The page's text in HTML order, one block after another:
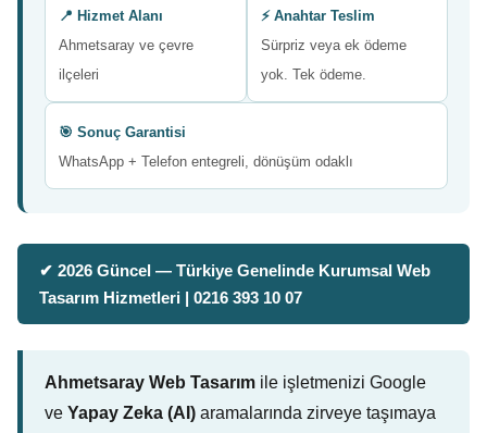
📍 Hizmet Alanı
Ahmetsaray ve çevre
ilçeleri
⚡ Anahtar Teslim
Sürpriz veya ek ödeme
yok. Tek ödeme.
🎯 Sonuç Garantisi
WhatsApp + Telefon entegreli, dönüşüm odaklı
✔ 2026 Güncel — Türkiye Genelinde Kurumsal Web
Tasarım Hizmetleri | 0216 393 10 07
Ahmetsaray Web Tasarım ile işletmenizi Google
ve Yapay Zeka (AI) aramalarında zirveye taşımaya